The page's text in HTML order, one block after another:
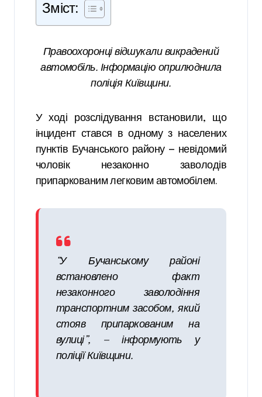
Зміст:
Правоохоронці відшукали викрадений
автомобіль. Інформацію оприлюднила
поліція Київщини.
У ході розслідування встановили, що
інцидент стався в одному з населених
пунктів Бучанського району — невідомий
чоловік незаконно заволодів
припаркованим легковим автомобілем.
“У Бучанському районі
встановлено факт
незаконного заволодіння
транспортним засобом, який
стояв припаркованим на
вулиці”, — інформують у
поліції Київщини.